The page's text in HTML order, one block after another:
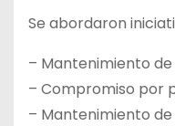
Se abordaron
– Mantenimiento de
– Compromiso por
– Mantenimiento